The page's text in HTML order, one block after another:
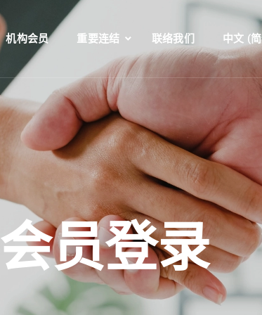
机构会员 重要连结 联络我们 中文 (
会员登录